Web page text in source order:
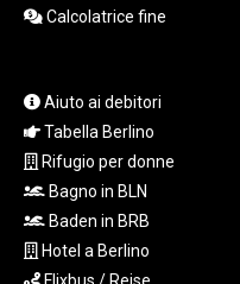
Calcolatrice fine
Aiuto ai debitori
Tabella Berlino
Rifugio per donne
Bagno in BLN
Baden in BRB
Hotel a Berlino